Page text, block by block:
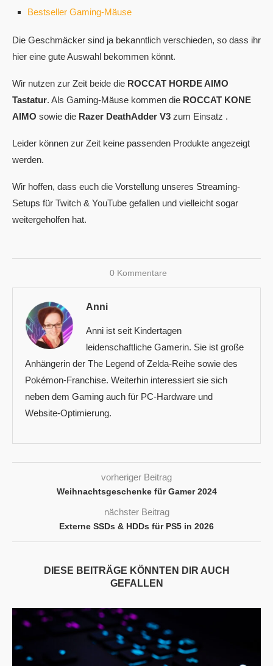
Bestseller Gaming-Mäuse
Die Geschmäcker sind ja bekanntlich verschieden, so dass ihr
hier eine gute Auswahl bekommen könnt.
Wir nutzen zur Zeit beide die ROCCAT HORDE AIMO
Tastatur. Als Gaming-Mäuse kommen die ROCCAT KONE
AIMO sowie die Razer DeathAdder V3 zum Einsatz .
Leider können zur Zeit keine passenden Produkte angezeigt
werden.
Wir hoffen, dass euch die Vorstellung unseres Streaming-
Setups für Twitch & YouTube gefallen und vielleicht sogar
weitergeholfen hat.
0 Kommentare
Anni
Anni ist seit Kindertagen
leidenschaftliche Gamerin. Sie ist große
Anhängerin der The Legend of Zelda-Reihe sowie des
Pokémon-Franchise. Weiterhin interessiert sie sich
neben dem Gaming auch für PC-Hardware und
Website-Optimierung.
vorheriger Beitrag
Weihnachtsgeschenke für Gamer 2024
nächster Beitrag
Externe SSDs & HDDs für PS5 in 2026
DIESE BEITRÄGE KÖNNTEN DIR AUCH
GEFALLEN